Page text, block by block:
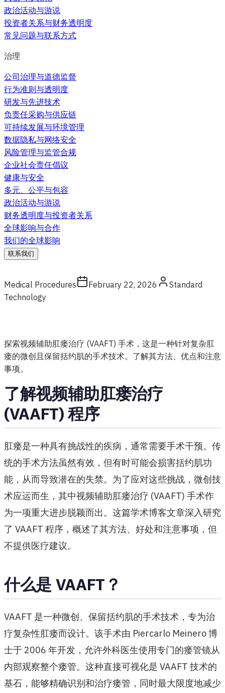
政治活动与游说
投资者关系与财务透明度
常见问题与联系方式
治理
公司治理与道德监督
行为准则与透明度
研发与先进技术
负责任采购与供应链
可持续发展与环境管理
数据隐私与网络安全
风险管理与监管合规
企业社会责任倡议
健康与安全
多元、公平与包容
政治活动与游说
财务透明度与投资者关系
全球影响与合作
我们的全球影响
联系我们
Medical Procedures February 22, 2026
Standard
Technology
探索视频辅助肛瘘治疗 (VAAFT) 手术，这是一种针对复杂肛
瘘的微创且保留括约肌的手术技术。了解其方法、优点和注意
事项。
了解视频辅助肛瘘治疗
(VAAFT) 程序
肛瘘是一种具有挑战性的疾病，通常需要手术干预。传
统的手术方法虽然有效，但有时可能会损害括约肌功
能，从而导致潜在的失禁。为了应对这些挑战，微创技
术应运而生，其中视频辅助肛瘘治疗 (VAAFT) 手术作
为一项重大进步脱颖而出。这篇学术博客文章深入研究
了 VAAFT 程序，概述了其方法、好处和注意事项，但
不提供医疗建议。
什么是 VAAFT？
VAAFT 是一种微创、保留括约肌的手术技术，专为治
疗复杂性肛瘘而设计。该手术由 Piercarlo Meinero 博
士于 2006 年开发，允许外科医生使用专门的瘘管镜从
内部观察整个瘘管。这种直接可视化是 VAAFT 技术的
基石，能够精确识别和治疗瘘管，同时最大限度地减少